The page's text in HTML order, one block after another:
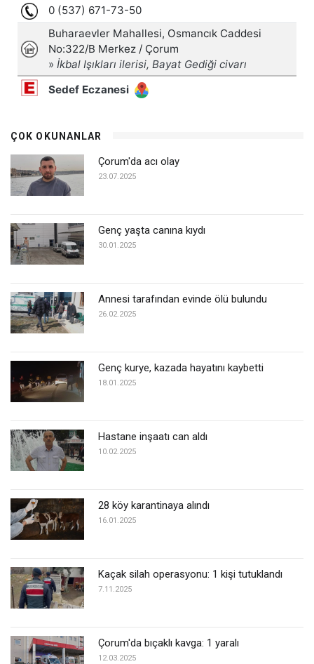
ÇOK OKUNANLAR
Çorum'da acı olay
23.07.2025
Genç yaşta canına kıydı
30.01.2025
Annesi tarafından evinde ölü bulundu
26.02.2025
Genç kurye, kazada hayatını kaybetti
18.01.2025
Hastane inşaatı can aldı
10.02.2025
28 köy karantinaya alındı
16.01.2025
Kaçak silah operasyonu: 1 kişi tutuklandı
7.11.2025
Çorum'da bıçaklı kavga: 1 yaralı
12.03.2025